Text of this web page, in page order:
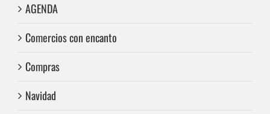
AGENDA
Comercios con encanto
Compras
Navidad